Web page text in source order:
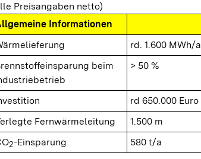
Preisangaben netto)
Informationen
rd. 1.600 MWh/a
beim
> 50 %
rd 650.000 Euro
Fernwärmeleitung
1.500 m
2-Einsparung 580 t/a